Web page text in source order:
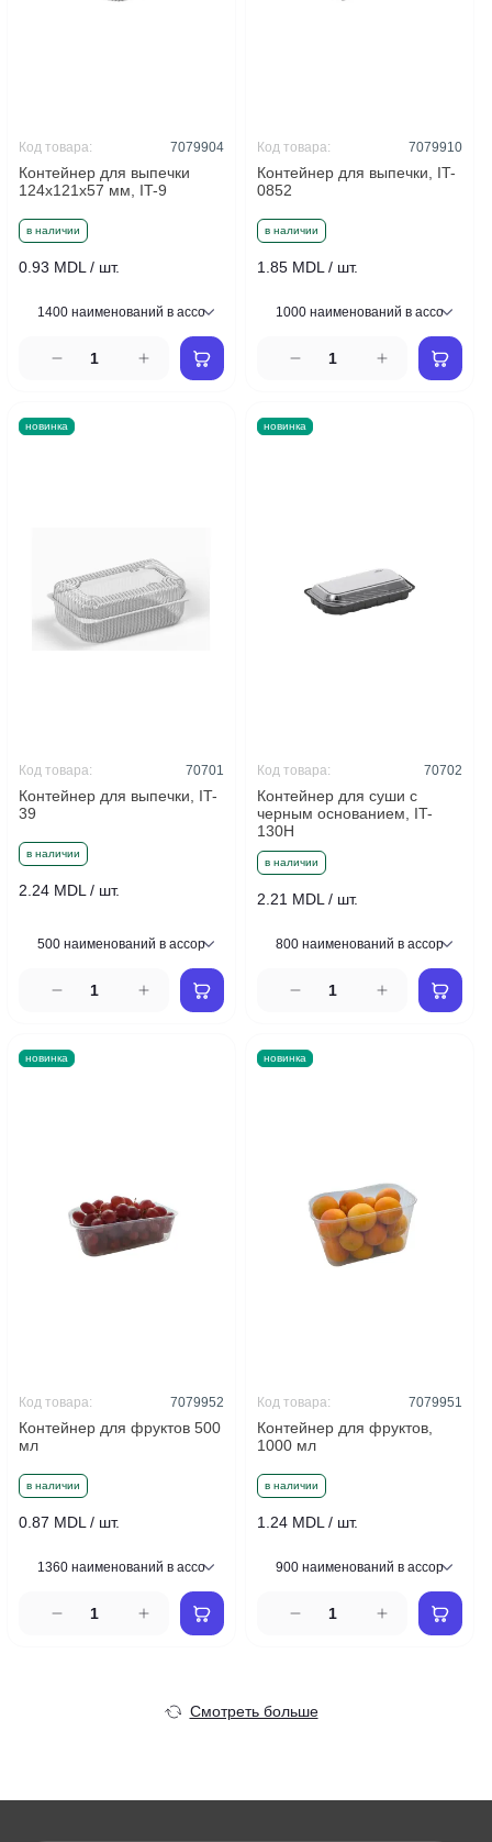
в наличии
Контейнер для выпечки
124x121x57 мм, IT-9
Код товара: 7079904
0.93 MDL / шт.
в наличии
Контейнер для выпечки, IT-
0852
Код товара: 7079910
1.85 MDL / шт.
новинка
в наличии
Контейнер для выпечки, IT-
39
Код товара: 70701
2.24 MDL / шт.
новинка
в наличии
Контейнер для суши с
черным основанием, IT-
130H
Код товара: 70702
2.21 MDL / шт.
новинка
в наличии
Контейнер для фруктов 500
мл
Код товара: 7079952
0.87 MDL / шт.
новинка
в наличии
Контейнер для фруктов,
1000 мл
Код товара: 7079951
1.24 MDL / шт.
Смотреть больше